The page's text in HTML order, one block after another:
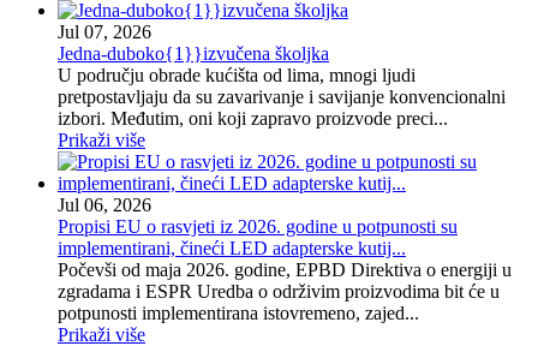
Jul 07, 2026
Jedna-duboko{1}}izvučena školjka
U području obrade kućišta od lima, mnogi ljudi
pretpostavljaju da su zavarivanje i savijanje konvencionalni
izbori. Međutim, oni koji zapravo proizvode preci...
Prikaži više
Jul 06, 2026
Propisi EU o rasvjeti iz 2026. godine u potpunosti su
implementirani, čineći LED adapterske kutij...
Počevši od maja 2026. godine, EPBD Direktiva o energiji u
zgradama i ESPR Uredba o održivim proizvodima bit će u
potpunosti implementirana istovremeno, zajed...
Prikaži više